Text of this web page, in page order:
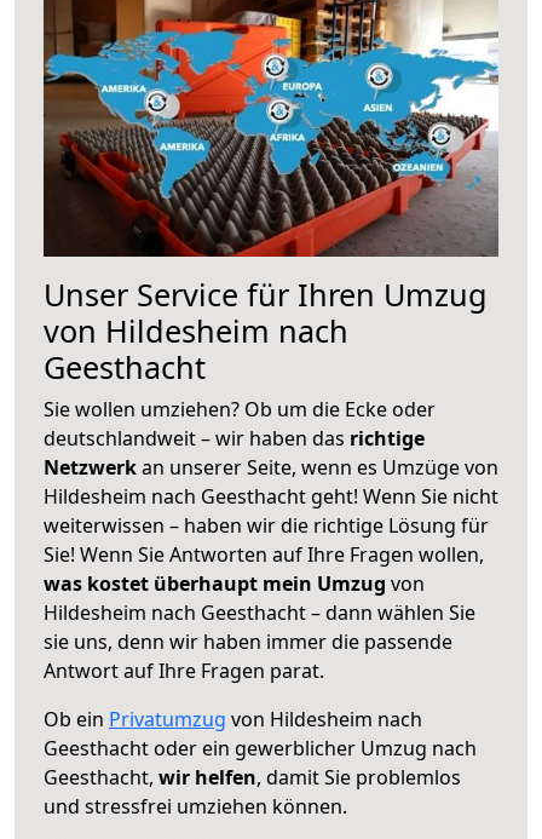
Unser Service für Ihren Umzug
von Hildesheim nach
Geesthacht
Sie wollen umziehen? Ob um die Ecke oder
deutschlandweit – wir haben das richtige
Netzwerkan unserer Seite, wenn es Umzüge von
Hildesheim nach Geesthacht geht! Wenn Sie nicht
weiterwissen – haben wir die richtige Lösung für
Sie! Wenn Sie Antworten auf Ihre Fragen wollen,
was kostet überhaupt mein Umzug von
Hildesheim nach Geesthacht – dann wählen Sie
sie uns, denn wir haben immer die passende
Antwort auf Ihre Fragen parat.
Ob ein Privatumzug von Hildesheim nach
Geesthacht oder ein gewerblicher Umzug nach
Geesthacht, wir helfen, damit Sie problemlos
und stressfrei umziehen können.